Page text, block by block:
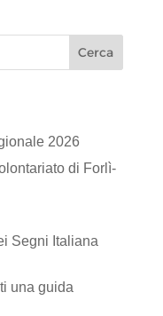
2026
di Forlì-
Segni Italiana
una guida